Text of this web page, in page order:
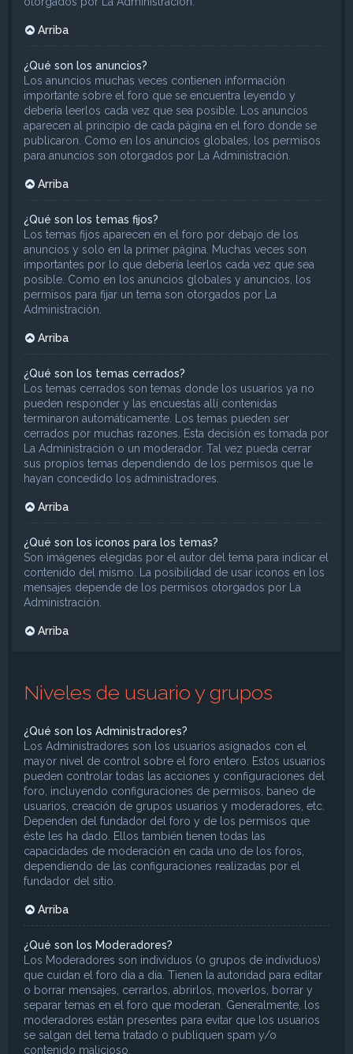
Arriba
¿Qué son los anuncios?
Los anuncios muchas veces contienen información
importante sobre el foro que se encuentra leyendo y
debería leerlos cada vez que sea posible. Los anuncios
aparecen al principio de cada página en el foro donde se
publicaron. Como en los anuncios globales, los permisos
para anuncios son otorgados por La Administración.
Arriba
¿Qué son los temas fijos?
Los temas fijos aparecen en el foro por debajo de los
anuncios y solo en la primer página. Muchas veces son
importantes por lo que debería leerlos cada vez que sea
posible. Como en los anuncios globales y anuncios, los
permisos para fijar un tema son otorgados por La
Administración.
Arriba
¿Qué son los temas cerrados?
Los temas cerrados son temas donde los usuarios ya no
pueden responder y las encuestas allí contenidas
terminaron automáticamente. Los temas pueden ser
cerrados por muchas razones. Esta decisión es tomada por
La Administración o un moderador. Tal vez pueda cerrar
sus propios temas dependiendo de los permisos que le
hayan concedido los administradores.
Arriba
¿Qué son los iconos para los temas?
Son imágenes elegidas por el autor del tema para indicar el
contenido del mismo. La posibilidad de usar iconos en los
mensajes depende de los permisos otorgados por La
Administración.
Arriba
Niveles de usuario y grupos
¿Qué son los Administradores?
Los Administradores son los usuarios asignados con el
mayor nivel de control sobre el foro entero. Estos usuarios
pueden controlar todas las acciones y configuraciones del
foro, incluyendo configuraciones de permisos, baneo de
usuarios, creación de grupos usuarios y moderadores, etc.
Dependen del fundador del foro y de los permisos que
éste les ha dado. Ellos también tienen todas las
capacidades de moderación en cada uno de los foros,
dependiendo de las configuraciones realizadas por el
fundador del sitio.
Arriba
¿Qué son los Moderadores?
Los Moderadores son individuos (o grupos de individuos)
que cuidan el foro día a día. Tienen la autoridad para editar
o borrar mensajes, cerrarlos, abrirlos, moverlos, borrar y
separar temas en el foro que moderan. Generalmente, los
moderadores están presentes para evitar que los usuarios
se salgan del tema tratado o publiquen spam y/o
contenido malicioso.